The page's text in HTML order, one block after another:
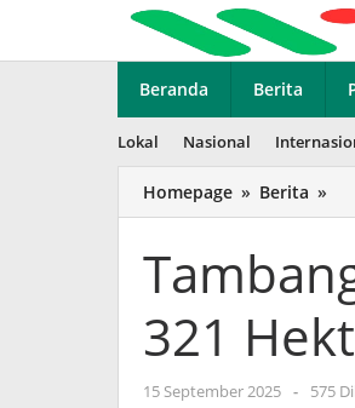
konten
Beranda Berita
Lokal Nasional
Homepage » Berita »
Alih
di
321
15 September 2025 oleh
-
575